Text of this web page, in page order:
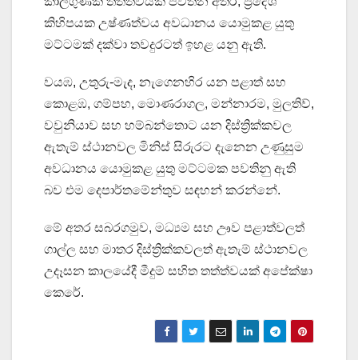
කිහිපයක උෂ්ණත්වය අවධානය යොමුකළ යුතු
මට්ටමක් දක්වා තවදුරටත් ඉහළ යනු ඇති.
වයඹ, උතුරු-මැද, නැගෙනහිර යන පළාත් සහ
කොළඹ, ගම්පහ, මොණරාගල, මන්නාරම, මුලතිව්,
වවුනියාව සහ හම්බන්තොට යන දිස්ත්‍රික්කවල
ඇතැම් ස්ථානවල මිනිස් සිරුරට දැනෙන උණුසුම
අවධානය යොමුකළ යුතු මට්ටමක පවතිනු ඇති
බව එම දෙපාර්තමේන්තුව සඳහන් කරන්නේ.
මේ අතර සබරගමුව, මධ්‍යම සහ ඌව පළාත්වලත්
ගාල්ල සහ මාතර දිස්ත්‍රික්කවලත් ඇතැම් ස්ථානවල
උදෑසන කාලයේදී මීදුම් සහිත තත්ත්වයක් අපේක්ෂා
කෙරේ.